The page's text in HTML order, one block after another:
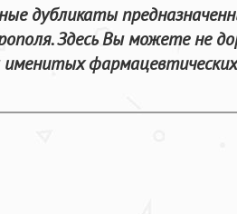
дубликаты
Здесь Вы можете не